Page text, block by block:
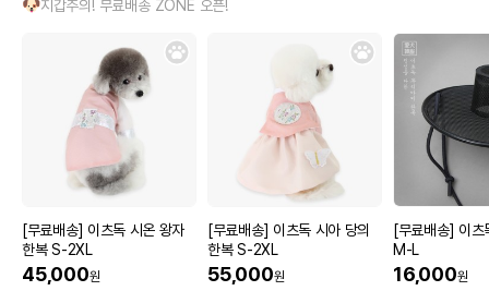
🐶지갑주의! 무료배송 ZONE 오픈!
[무료배송] 이츠독 시온 왕자
한복 S-2XL
45,000원
[무료배송] 이츠독 시아 당의
한복 S-2XL
55,000원
[무료배송] 이츠
M-L
16,000원